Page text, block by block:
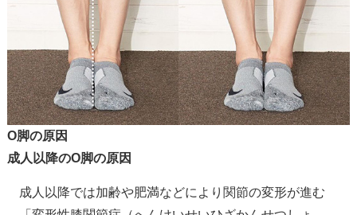
O脚の原因
成人以降のO脚の原因
成人以降では加齢や肥満などにより関節の変形が進む